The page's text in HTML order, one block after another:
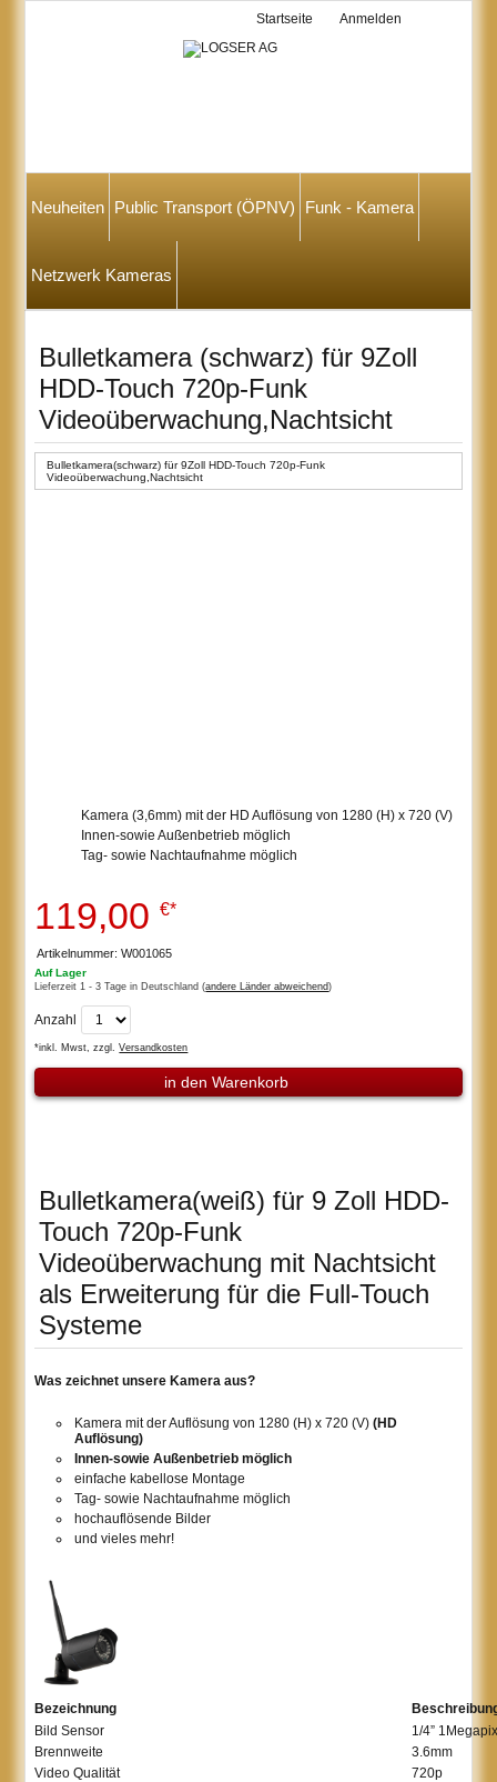
Startseite Anmelden
Neuheiten Public Transport (ÖPNV) Funk - Kamera
Netzwerk Kameras
Bulletkamera (schwarz) für 9Zoll
HDD-Touch 720p-Funk
Videoüberwachung,Nachtsicht
Bulletkamera(schwarz) für 9Zoll HDD-Touch 720p-Funk
Videoüberwachung,Nachtsicht
Kamera (3,6mm) mit der HD Auflösung von 1280 (H) x 720 (V)
Innen-sowie Außenbetrieb möglich
Tag- sowie Nachtaufnahme möglich
119,00 €*
Artikelnummer: W001065
Auf Lager
Lieferzeit 1 - 3 Tage in Deutschland (andere Länder abweichend)
Anzahl
*inkl. Mwst, zzgl.Versandkosten
in den Warenkorb
Bulletkamera(weiß) für 9 Zoll HDD-
Touch 720p-Funk
Videoüberwachung mit Nachtsicht
als Erweiterung für die Full-Touch
Systeme
Was zeichnet unsere Kamera aus?
Kamera mit der Auflösung von 1280 (H) x 720 (V)(HD
Auflösung)
Innen-sowie Außenbetrieb möglich
einfache kabellose Montage
Tag- sowie Nachtaufnahme möglich
hochauflösende Bilder
und vieles mehr!
Bezeichnung
Bild Sensor
1/4”
Brennweite
3.6mm
Video Qualität
720p